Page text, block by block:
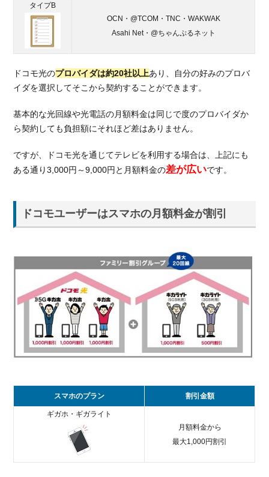
はド
コモ
ユー
ザー
なら
格安
に
タイプB
OCN・@TCOM・TNC・WAKWAK
Asahi Net・@ちゃんぷるネット
ドコモ光のプロバイダは約20社以上あり、自分の好みのプロバ
イダを選択してそこから契約することができます。
基本的な光回線や光電話の月額料金は同じで度のプロバイダか
ら契約しても負担額にそれほど差はありません。
ですが、ドコモ光を通じてテレビを利用する場合は、上記にも
ある通り3,000円～9,000円と月額料金の差が広いです。
ドコモユーザーはスマホの月額料金が割引
スマホのプラン 割引金額
ギガホ・ギガライト
月額料金から
最大1,000円割引